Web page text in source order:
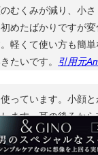
むくみが減り、小
めたばかりですが
軽くて使い方も簡
たいです。
引用元
っています。小顔
ます。耳の後ろか
と首の調子もよく本
元Amazon